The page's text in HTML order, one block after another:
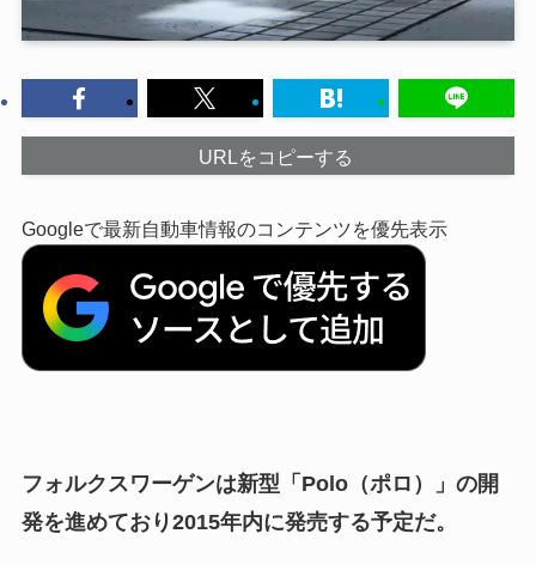
URLをコピーする
Googleで最新自動車情報のコンテンツを優先表示
フォルクスワーゲンは新型「Polo（ポロ）」の開
発を進めており2015年内に発売する予定だ。